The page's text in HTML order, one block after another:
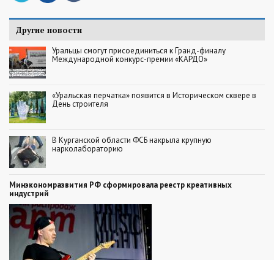
Другие новости
Уральцы смогут присоединиться к Гранд-финалу
Международной конкурс-премии «КАРДО»
«Уральская перчатка» появится в Историческом сквере в
День строителя
В Курганской области ФСБ накрыла крупную
нарколабораторию
Минэкономразвития РФ сформировала реестр креативных
индустрий